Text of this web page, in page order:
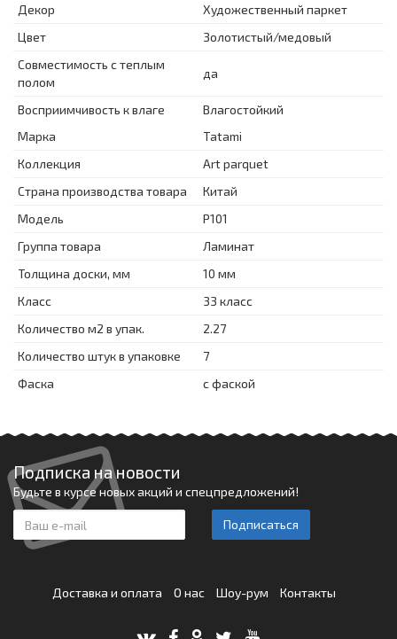
Декор
Художественный паркет
Цвет
Золотистый/медовый
Совместимость с теплым
полом
да
Восприимчивость к влаге
Влагостойкий
Марка
Tatami
Коллекция
Art parquet
Страна производства товара
Китай
Модель
P101
Группа товара
Ламинат
Толщина доски, мм
10 мм
Класс
33 класс
Количество м2 в упак.
2.27
Количество штук в упаковке
7
Фаска
с фаской
Подписка на новости
Будьте в курсе новых акций и спецпредложений!
Подписаться
Доставка и оплата О нас Шоу-рум Контакты